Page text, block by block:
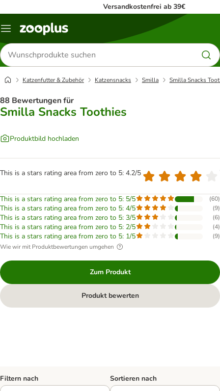
Versandkostenfrei ab 39€
Menü
Produkte
suchen
Katzenfutter & Zubehör Katzensnacks Smilla Smilla Snacks
88 Bewertungen für
Smilla Snacks Toothies
Produktbild hochladen
This is a stars rating area from zero to 5: 4.2/5
This is a stars rating area from zero to 5: 5/5 (60)
This is a stars rating area from zero to 5: 4/5 (9)
This is a stars rating area from zero to 5: 3/5 (6)
This is a stars rating area from zero to 5: 2/5 (4)
This is a stars rating area from zero to 5: 1/5 (9)
Wie wir mit Produktbewertungen umgehen
Zum Produkt
Produkt bewerten
Filtern nach Sortieren nach